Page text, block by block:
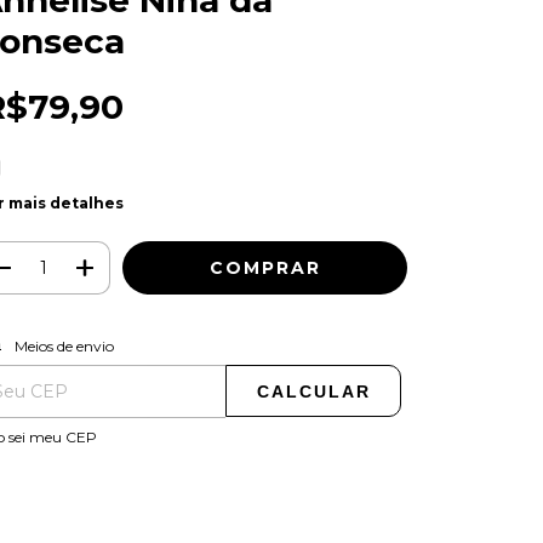
mais detalhes
para o CEP:
Meios de envio
CALCULAR
sei meu CEP